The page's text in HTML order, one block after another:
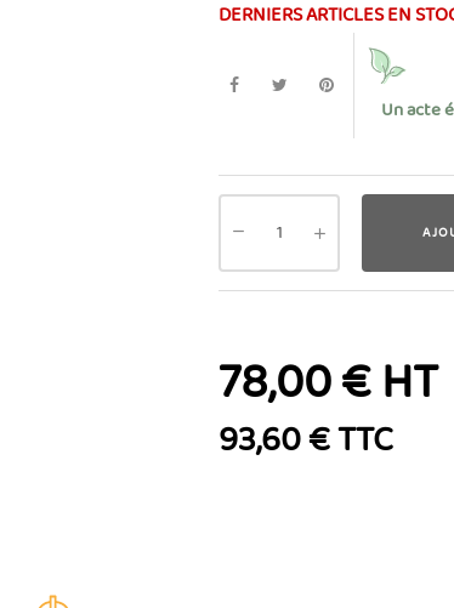
DERNIERS ARTICLES EN
Un acte
78,00 € HT
93,60 € TTC